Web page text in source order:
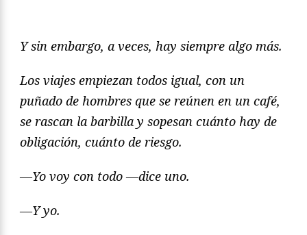
Y sin embargo, a veces, hay siempre algo más.
Los viajes empiezan todos igual, con un
puñado de hombres que se reúnen en un café,
se rascan la barbilla y sopesan cuánto hay de
obligación, cuánto de riesgo.
—Yo voy con todo —dice uno.
—Y yo.